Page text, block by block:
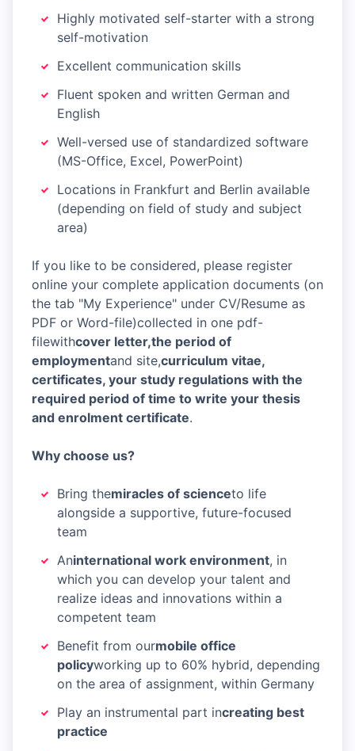
Highly motivated self-starter with a strong
self-motivation
Excellent communication skills
Fluent spoken and written German and
English
Well-versed use of standardized software
(MS-Office, Excel, PowerPoint)
Locations in Frankfurt and Berlin available
(depending on field of study and subject
area)
If you like to be considered, please register
online your complete application documents (on
the tab "My Experience" under CV/Resume as
PDF or Word-file)collected in one pdf-
filewithcover letter,the period of
employmentand site,curriculum vitae,
certificates, your study regulations with the
required period of time to write your thesis
and enrolment certificate.
Why choose us?
Bring themiracles of scienceto life
alongside a supportive, future-focused
team
Aninternational work environment, in
which you can develop your talent and
realize ideas and innovations within a
competent team
Benefit from ourmobile office
policyworking up to 60% hybrid, depending
on the area of assignment, within Germany
Play an instrumental part increating best
practice